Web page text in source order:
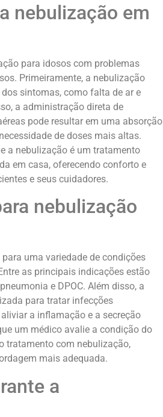
nebulização em
para idosos com problemas
Primeiramente, a nebulização
sintomas, como falta de ar e
a administração direta de
pode resultar em uma absorção
de doses mais altas.
a nebulização é um tratamento
em casa, oferecendo conforto e
e seus cuidadores.
nebulização
uma variedade de condições
as principais indicações estão
e DPOC. Além disso, a
para tratar infecções
a inflamação e a secreção
um médico avalie a condição do
tratamento com nebulização,
mais adequada.
a